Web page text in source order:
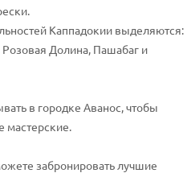
Каппадокии выделяются:
Долина, Пашабаг и
в городке Аванос, чтобы
мастерские.
забронировать лучшие